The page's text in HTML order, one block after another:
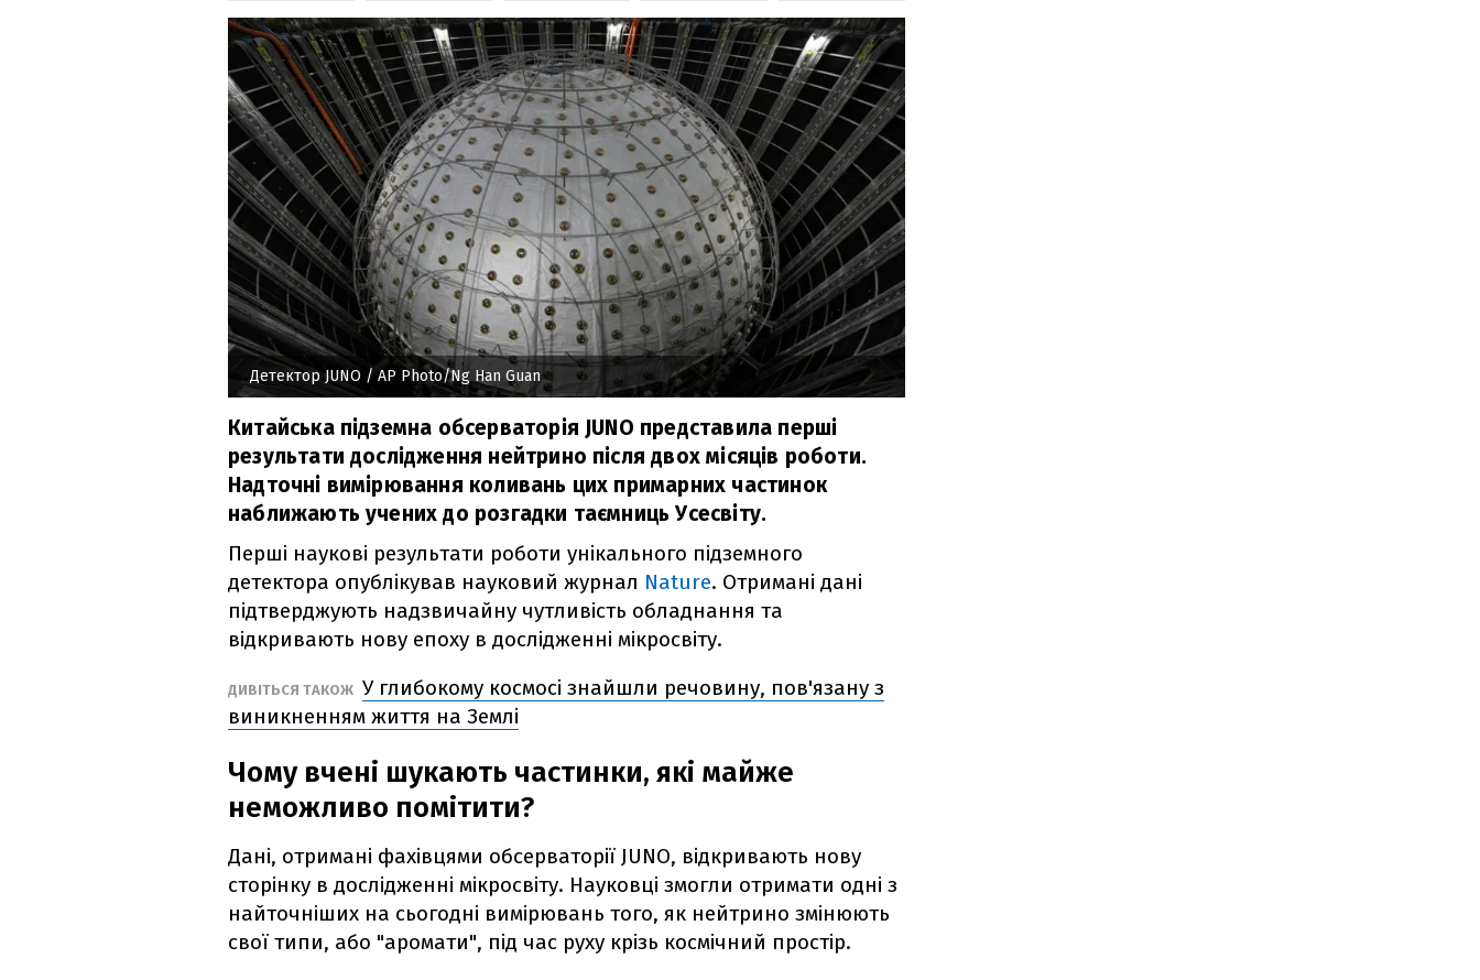
Детектор JUNO / AP Photo/Ng Han Guan
Китайська підземна обсерваторія JUNO представила перші
результати дослідження нейтрино після двох місяців роботи.
Надточні вимірювання коливань цих примарних частинок
наближають учених до розгадки таємниць Усесвіту.
Перші наукові результати роботи унікального підземного
детектора опублікував науковий журнал Nature. Отримані дані
підтверджують надзвичайну чутливість обладнання та
відкривають нову епоху в дослідженні мікросвіту.
ДИВІТЬСЯ ТАКОЖ У глибокому космосі знайшли речовину, пов'язану з
виникненням життя на Землі
Чому вчені шукають частинки, які майже
неможливо помітити?
Дані, отримані фахівцями обсерваторії JUNO, відкривають нову
сторінку в дослідженні мікросвіту. Науковці змогли отримати одні з
найточніших на сьогодні вимірювань того, як нейтрино змінюють
свої типи, або "аромати", під час руху крізь космічний простір.